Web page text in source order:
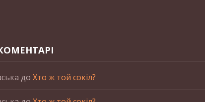
до Хто ж той сокіл?